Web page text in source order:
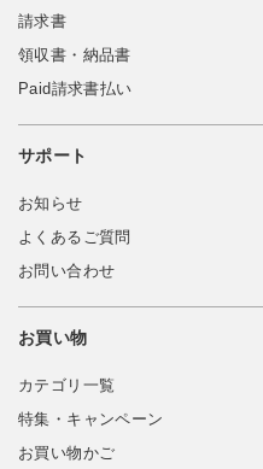
請求書
領収書・納品書
Paid請求書払い
サポート
お知らせ
よくあるご質問
お問い合わせ
お買い物
カテゴリ一覧
特集・キャンペーン
お買い物かご